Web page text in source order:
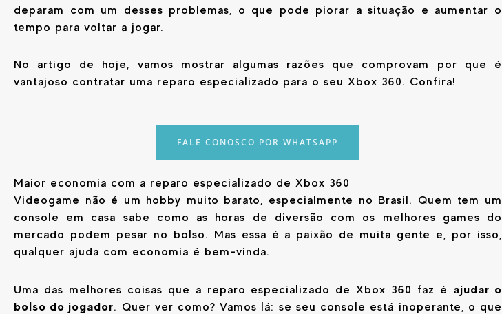
deparam com um desses problemas, o que pode piorar a situação e aumentar o
tempo para voltar a jogar.
No artigo de hoje, vamos mostrar algumas razões que comprovam por que é
vantajoso contratar uma reparo especializado para o seu Xbox 360. Confira!
FALE CONOSCO POR WHATSAPP
Maior economia com a reparo especializado de Xbox 360
Videogame não é um hobby muito barato, especialmente no Brasil. Quem tem um
console em casa sabe como as horas de diversão com os melhores games do
mercado podem pesar no bolso. Mas essa é a paixão de muita gente e, por isso,
qualquer ajuda com economia é bem-vinda.
Uma das melhores coisas que a reparo especializado de Xbox 360 faz é ajudar o
bolso do jogador. Quer ver como? Vamos lá: se seu console está inoperante, o que